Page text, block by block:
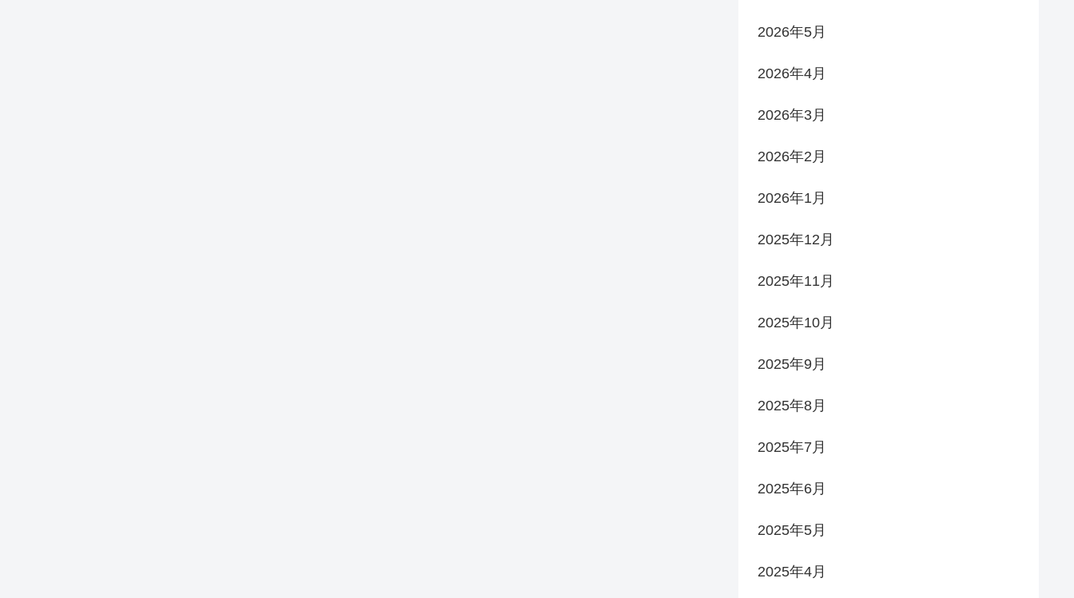
2026年5月
2026年4月
2026年3月
2026年2月
2026年1月
2025年12月
2025年11月
2025年10月
2025年9月
2025年8月
2025年7月
2025年6月
2025年5月
2025年4月